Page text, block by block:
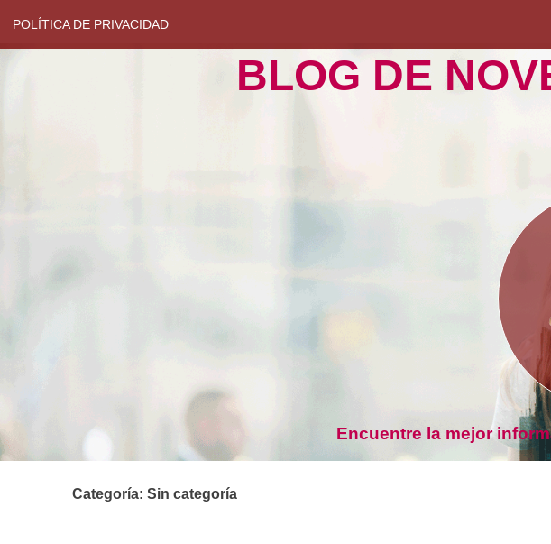
POLÍTICA DE PRIVACIDAD
BLOG DE
Encuentre la mejor
Categoría: Sin categoría